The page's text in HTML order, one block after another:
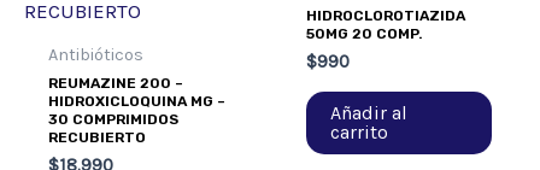
Antibióticos
REUMAZINE 200 –
HIDROXICLOQUINA MG –
30 COMPRIMIDOS
RECUBIERTO
$18.990
HIDROCLOROTIAZIDA
50MG 20 COMP.
$990
Añadir al
carrito